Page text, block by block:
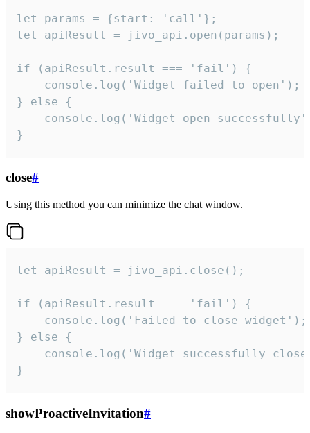
let params = {start: 'call'};
let apiResult = jivo_api.open(params);
if (apiResult.result === 'fail') {
    console.log('Widget failed to open');
} else {
console.log('Widget open
}
close#
Using this method you can minimize the chat window.
let apiResult = jivo_api.close();
if (apiResult.result === 'fail') {
    console.log('Failed to close widget');
} else {
console.log('Widget successfully
}
showProactiveInvitation#